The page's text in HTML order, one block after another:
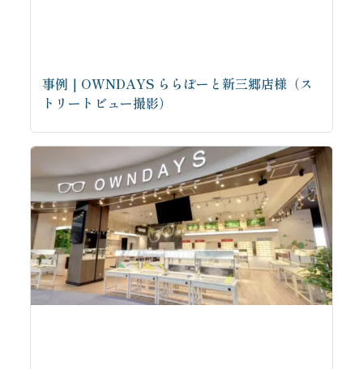
事例｜OWNDAYS ららぽーと新三郷店様（ス
トリートビュー撮影）